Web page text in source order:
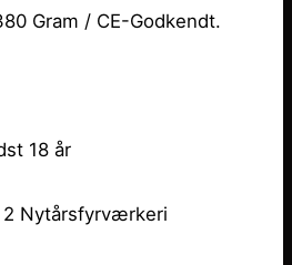
Gram / CE-Godkendt.
18 år
2 Nytårsfyrværkeri